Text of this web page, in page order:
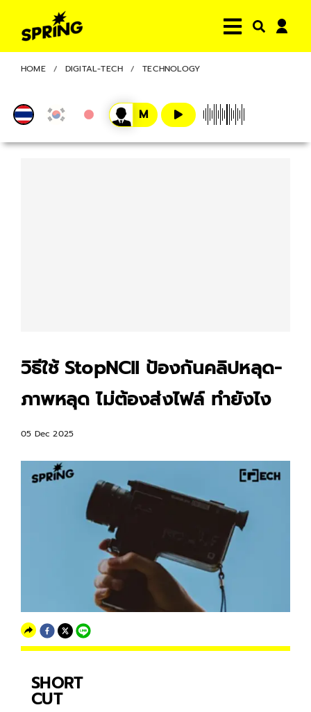
HOME DIGITAL-TECH TECHNOLOGY
วิธีใช้ StopNCII ป้องกันคลิปหลุด-
ภาพหลุด ไม่ต้องส่งไฟล์ ทำยังไง
05 Dec 2025
SHORT
CUT